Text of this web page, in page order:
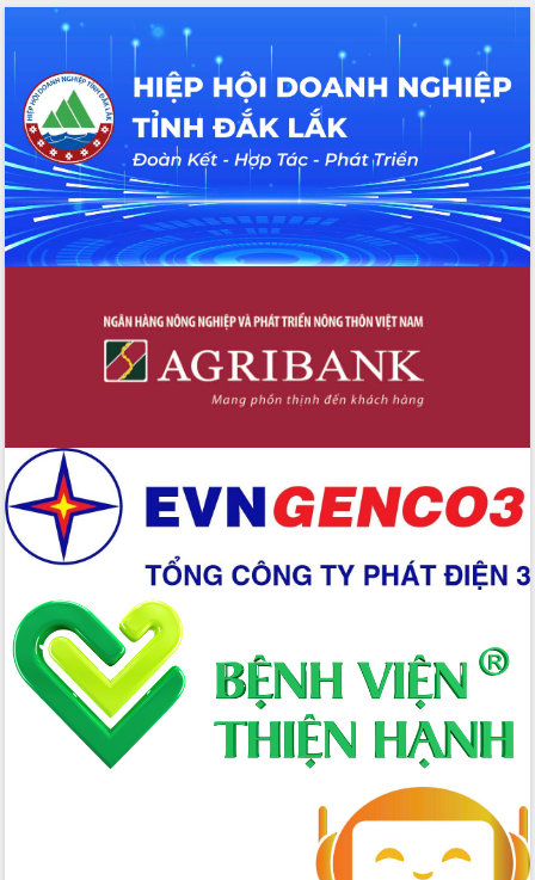
Ngày hội bầu cử đại biểu Quốc hội
khóa XVI và HĐND các cấp nhiệm kỳ
Đảm bảo cuộc bầu cử đại biểu Quốc
hội và đại biểu HĐND các cấp diễn ra
an toàn, hiệu quả, đúng quy định
Thủ tướng Chính phủ Phạm Minh Chính
kiểm tra, chỉ đạo hoàn thành các dự
án cao tốc và thăm khu tái định cư tại
Đắk Lắk
Sôi nổi Hội đua ngựa truyền thống Gò
Lãnh đạo tỉnh dâng hương tưởng niệm
tại Đập Đồng Cam đầu Xuân Bính Ngọ
Ngành nông nghiệp phấn đấu tăng
trưởng đạt 5,86% trong năm 2026
quốc phòng, quân sự địa phương năm
2026
Đắk Lắk tập trung toàn lực khắc phục
tồn tại IUU, sẵn sàng làm việc với
Đoàn thanh tra EC
Chủ tịch UBND tỉnh Tạ Anh Tuấn thăm,
chúc mừng các bệnh viện nhân Ngày
Thầy thuốc Việt Nam
Rộn ràng lễ hội truyền thống Sông
nước Đà Nông lần thứ I năm 2026
Kỳ họp Chuyên đề lần thứ Năm, HĐND
tỉnh Đắk Lắk thông qua các nghị quyết